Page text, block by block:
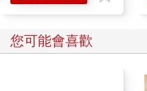
您可能會喜歡